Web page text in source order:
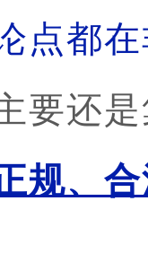
点都
要还
规、